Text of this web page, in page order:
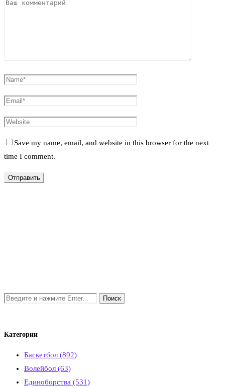
Save my name, email, and website in this browser for the next
time I comment.
Категории
Баскетбол (892)
Волейбол (63)
Единоборства (531)